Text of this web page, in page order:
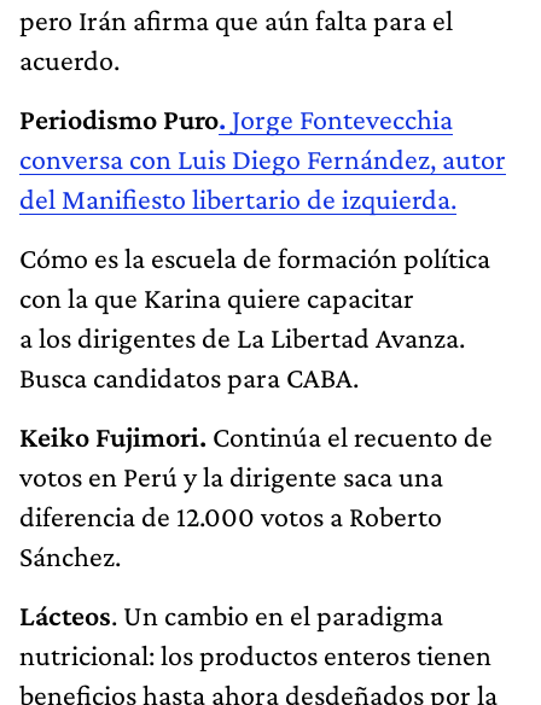
pero Irán afirma que aún falta para el
acuerdo.
Periodismo Puro. Jorge Fontevecchia
conversa con Luis Diego Fernández, autor
del Manifiesto libertario de izquierda.
Cómo es la escuela de formación política
con la que Karina quiere capacitar
a los dirigentes de La Libertad Avanza.
Busca candidatos para CABA.
Keiko Fujimori. Continúa el recuento de
votos en Perú y la dirigente saca una
diferencia de 12.000 votos a Roberto
Sánchez.
Lácteos. Un cambio en el paradigma
nutricional: los productos enteros tienen
beneficios hasta ahora desdeñados por la